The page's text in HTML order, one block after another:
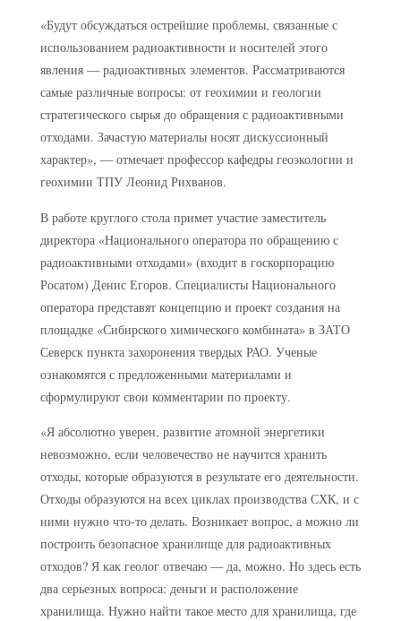
«Будут обсуждаться острейшие проблемы, связанные с
использованием радиоактивности и носителей этого
явления — радиоактивных элементов. Рассматриваются
самые различные вопросы: от геохимии и геологии
стратегического сырья до обращения с радиоактивными
отходами. Зачастую материалы носят дискуссионный
характер», — отмечает профессор кафедры геоэкологии и
геохимии ТПУ Леонид Рихванов.
В работе круглого стола примет участие заместитель
директора «Национального оператора по обращению с
радиоактивными отходами» (входит в госкорпорацию
Росатом) Денис Егоров. Специалисты Национального
оператора представят концепцию и проект создания на
площадке «Сибирского химического комбината» в ЗАТО
Северск пункта захоронения твердых РАО. Ученые
ознакомятся с предложенными материалами и
сформулируют свои комментарии по проекту.
«Я абсолютно уверен, развитие атомной энергетики
невозможно, если человечество не научится хранить
отходы, которые образуются в результате его деятельности.
Отходы образуются на всех циклах производства СХК, и с
ними нужно что-то делать. Возникает вопрос, а можно ли
построить безопасное хранилище для радиоактивных
отходов? Я как геолог отвечаю — да, можно. Но здесь есть
два серьезных вопроса: деньги и расположение
хранилища. Нужно найти такое место для хранилища, где